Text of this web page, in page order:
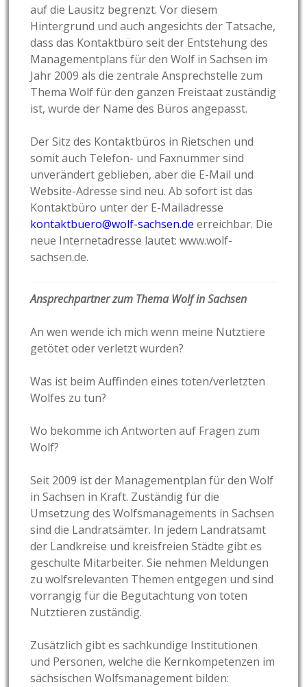
auf die Lausitz begrenzt. Vor diesem
Hintergrund und auch angesichts der Tatsache,
dass das Kontaktbüro seit der Entstehung des
Managementplans für den Wolf in Sachsen im
Jahr 2009 als die zentrale Ansprechstelle zum
Thema Wolf für den ganzen Freistaat zuständig
ist, wurde der Name des Büros angepasst.
Der Sitz des Kontaktbüros in Rietschen und
somit auch Telefon- und Faxnummer sind
unverändert geblieben, aber die E-Mail und
Website-Adresse sind neu. Ab sofort ist das
Kontaktbüro unter der E-Mailadresse
kontaktbuero@wolf-sachsen.de erreichbar. Die
neue Internetadresse lautet: www.wolf-
sachsen.de.
Ansprechpartner zum Thema Wolf in Sachsen
An wen wende ich mich wenn meine Nutztiere
getötet oder verletzt wurden?
Was ist beim Auffinden eines toten/verletzten
Wolfes zu tun?
Wo bekomme ich Antworten auf Fragen zum
Wolf?
Seit 2009 ist der Managementplan für den Wolf
in Sachsen in Kraft. Zuständig für die
Umsetzung des Wolfsmanagements in Sachsen
sind die Landratsämter. In jedem Landratsamt
der Landkreise und kreisfreien Städte gibt es
geschulte Mitarbeiter. Sie nehmen Meldungen
zu wolfsrelevanten Themen entgegen und sind
vorrangig für die Begutachtung von toten
Nutztieren zuständig.
Zusätzlich gibt es sachkundige Institutionen
und Personen, welche die Kernkompetenzen im
sächsischen Wolfsmanagement bilden: